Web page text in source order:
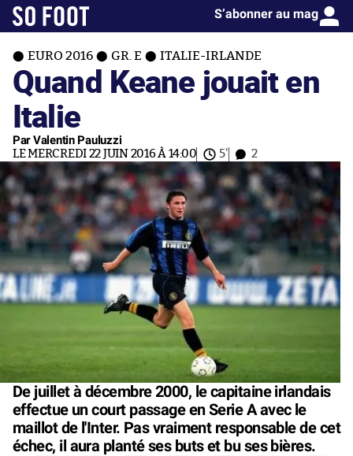
S’abonner au mag
EURO 2016 GR. E ITALIE-IRLANDE
Quand Keane jouait en
Italie
Par Valentin Pauluzzi
LE MERCREDI 22 JUIN 2016 À 14:00 5' 2
De juillet à décembre 2000, le capitaine irlandais
effectue un court passage en Serie A avec le
maillot de l'Inter. Pas vraiment responsable de cet
échec, il aura planté ses buts et bu ses bières.